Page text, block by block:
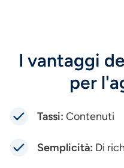
I vantaggi
per
Tassi: Contenuti
Semplicità: Di